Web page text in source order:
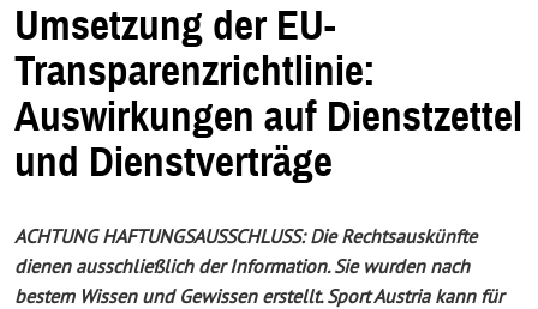
Umsetzung der EU-
Transparenzrichtlinie:
Auswirkungen auf Dienstzettel
und Dienstverträge
ACHTUNG HAFTUNGSAUSSCHLUSS: Die Rechtsauskünfte
dienen ausschließlich der Information. Sie wurden nach
bestem Wissen und Gewissen erstellt. Sport Austria kann für